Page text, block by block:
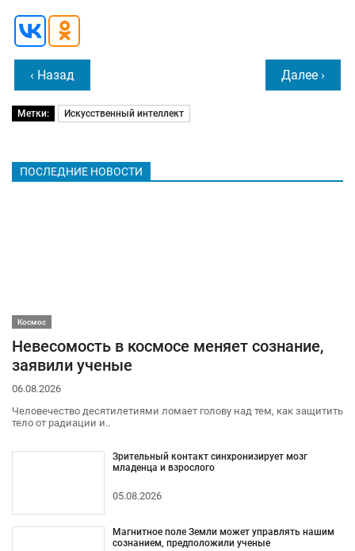
‹ Назад Далее ›
Метки: Искусственный интеллект
ПОСЛЕДНИЕ НОВОСТИ
Космос
Невесомость в космосе меняет сознание,
заявили ученые
06.08.2026
Человечество десятилетиями ломает голову над тем, как защитить
тело от радиации и..
Зрительный контакт синхронизирует мозг
младенца и взрослого
05.08.2026
Магнитное поле Земли может управлять нашим
сознанием, предположили ученые